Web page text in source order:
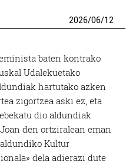
2026/06/12
baten kontrako
Udalekuetako
hartutako azken
zigortzea aski ez, eta
dio aldundiak
den ortziralean eman
Kultur
dela adierazi dute